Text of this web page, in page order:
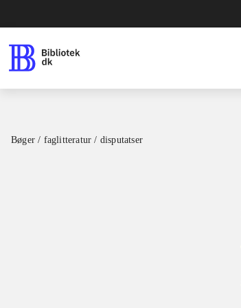
Bøger / faglitteratur / disputatser